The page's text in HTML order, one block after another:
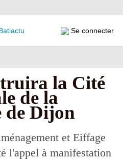
Se connecter
la Cité
de la
de Dijon
et Eiffage
l'appel à manifestation